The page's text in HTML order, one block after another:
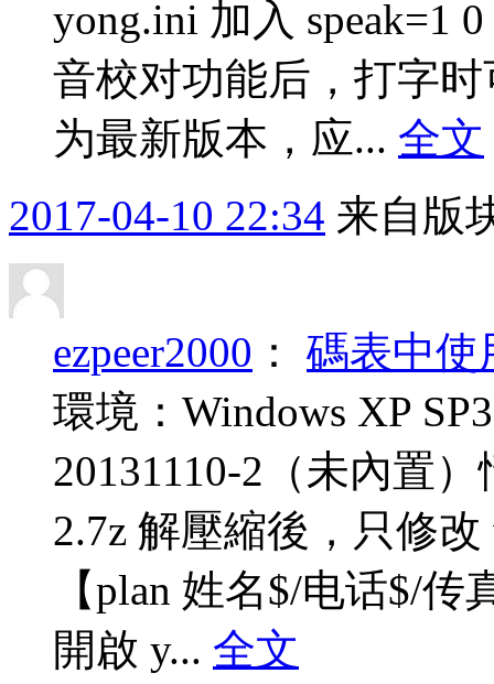
yong.ini 加入 speak=1
音校对功能后，打字
为最新版本，应... 全文
2017-04-10 22:34 来自版
ezpeer2000 ： 碼表中使
環境：Windows XP
20131110-2（未內置
2.7z 解壓縮後，只修
【plan 姓名$/电话$/
開啟 y... 全文